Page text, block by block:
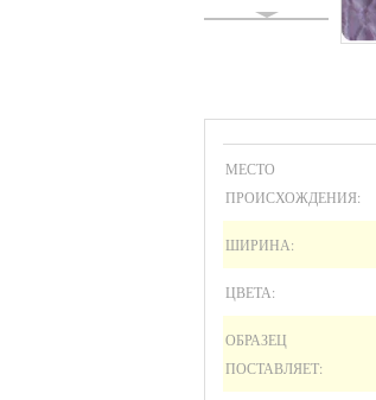
МЕСТО
ПРОИСХОЖДЕНИЯ:
ШИРИНА:
ЦВЕТА:
ОБРАЗЕЦ
ПОСТАВЛЯЕТ: